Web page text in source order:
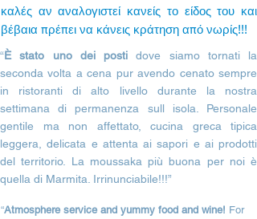
καλές αν αναλογιστεί κανείς το είδος του και
βέβαια πρέπει να κάνεις κράτηση από νωρίς!!!
“È stato uno dei postidove siamo tornati la
seconda volta a cena pur avendo cenato sempre
in ristoranti di alto livello durante la nostra
settimana di permanenza sull isola. Personale
gentile ma non affettato, cucina greca tipica
leggera, delicata e attenta ai sapori e ai prodotti
del territorio. La moussaka più buona per noi è
quella di Marmita. Irrinunciabile!!!”
“Atmosphere service and yummy food and wine! For